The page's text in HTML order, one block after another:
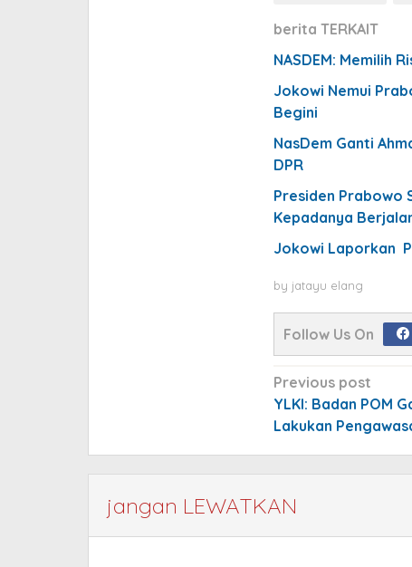
berita TERKAIT
NASDEM: Memilih
Jokowi Nemui
Begini
NasDem Ganti
DPR
Presiden Prabowo
Kepadanya
Jokowi Laporkan
by jatayu elang
Follow Us On
Post
navigation
Previous post
YLKI: Badan POM
Lakukan
jangan LEWATKAN